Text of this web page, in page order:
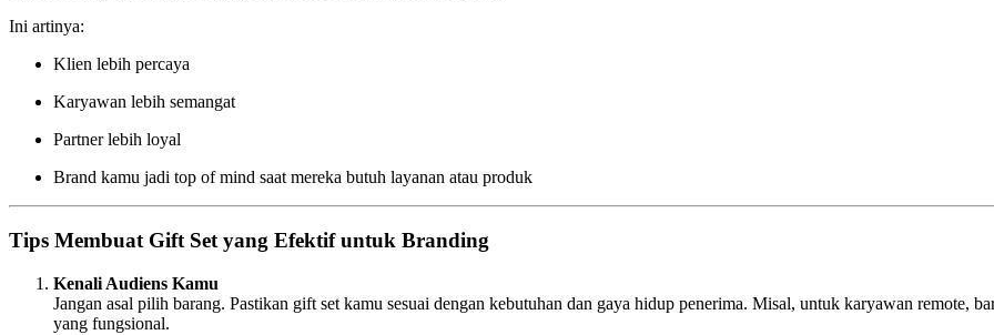
Ini artinya:
Klien lebih percaya
Karyawan lebih semangat
Partner lebih loyal
Brand kamu jadi top of mind saat mereka butuh layanan atau produk
Tips Membuat Gift Set yang Efektif untuk Branding
Kenali Audiens Kamu
Jangan asal pilih barang. Pastikan gift set kamu sesuai dengan kebutuhan dan gaya hidup penerima. Misal, untuk karyawan remote,
yang fungsional.